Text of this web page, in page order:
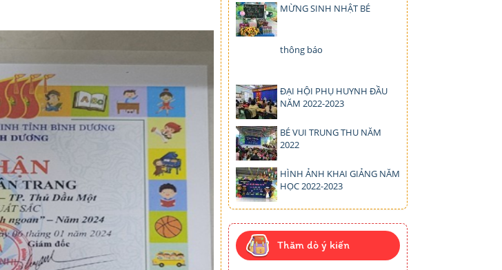
MỪNG SINH NHẬT BÉ
thông báo
ĐẠI HỘI PHỤ HUYNH ĐẦU
NĂM 2022-2023
BÉ VUI TRUNG THU NĂM
2022
HÌNH ẢNH KHAI GIẢNG NĂM
HỌC 2022-2023
Thăm dò ý kiến